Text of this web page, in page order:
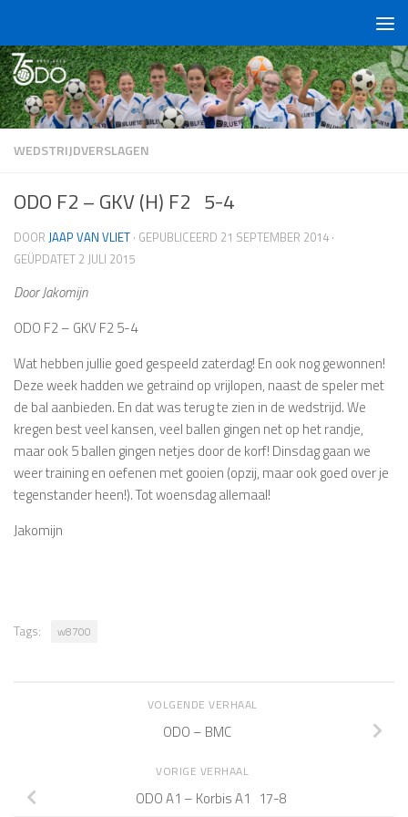
WEDSTRIJDVERSLAGEN
ODO F2 – GKV (H) F2 5-4
DOOR JAAP VAN VLIET · GEPUBLICEERD 21 SEPTEMBER 2014 ·
GEÜPDATET 2 JULI 2015
Door Jakomijn
ODO F2 – GKV F2 5-4
Wat hebben jullie goed gespeeld zaterdag! En ook nog gewonnen!
Deze week hadden we getraind op vrijlopen, naast de speler met
de bal aanbieden. En dat was terug te zien in de wedstrijd. We
kregen best veel kansen, veel ballen gingen net op het randje,
maar ook 5 ballen gingen netjes door de korf! Dinsdag gaan we
weer training en oefenen met gooien (opzij, maar ook goed over je
tegenstander heen!). Tot woensdag allemaal!
Jakomijn
Tags: w8700
VOLGENDE VERHAAL
ODO – BMC
VORIGE VERHAAL
ODO A1 – Korbis A1 17-8